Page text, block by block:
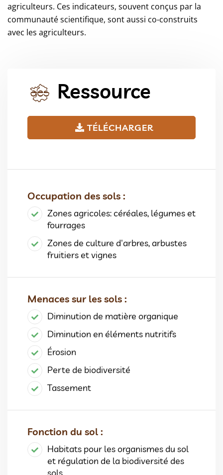
agriculteurs. Ces indicateurs, souvent conçus par la
communauté scientifique, sont aussi co-construits
avec les agriculteurs.
Ressource
TÉLÉCHARGER
Occupation des sols :
Zones agricoles: céréales, légumes et
fourrages
Zones de culture d'arbres, arbustes
fruitiers et vignes
Menaces sur les sols :
Diminution de matière organique
Diminution en éléments nutritifs
Érosion
Perte de biodiversité
Tassement
Fonction du sol :
Habitats pour les organismes du sol
et régulation de la biodiversité des
sols